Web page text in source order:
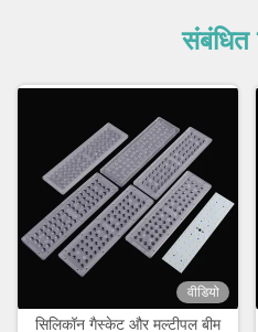
संबंधित
वीडियो
सिलिकॉन गैस्केट और मल्टीपल बीम